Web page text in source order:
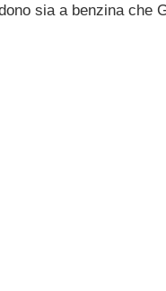
sia a benzina che